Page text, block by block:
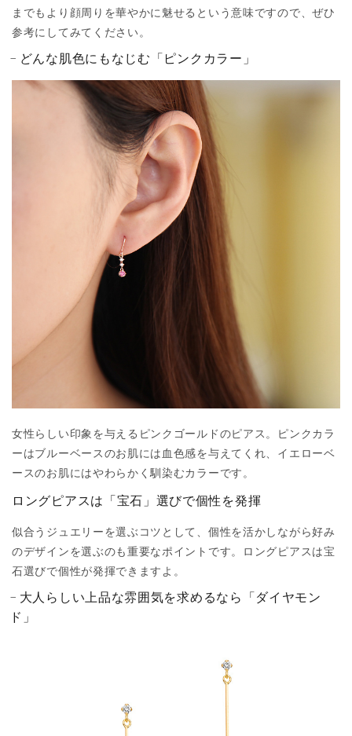
までもより顔周りを華やかに魅せるという意味ですので、ぜひ
参考にしてみてください。
どんな肌色にもなじむ「ピンクカラー」
女性らしい印象を与えるピンクゴールドのピアス。ピンクカラ
ーはブルーベースのお肌には血色感を与えてくれ、イエローベ
ースのお肌にはやわらかく馴染むカラーです。
ロングピアスは「宝石」選びで個性を発揮
似合うジュエリーを選ぶコツとして、個性を活かしながら好み
のデザインを選ぶのも重要なポイントです。ロングピアスは宝
石選びで個性が発揮できますよ。
大人らしい上品な雰囲気を求めるなら「ダイヤモン
ド」